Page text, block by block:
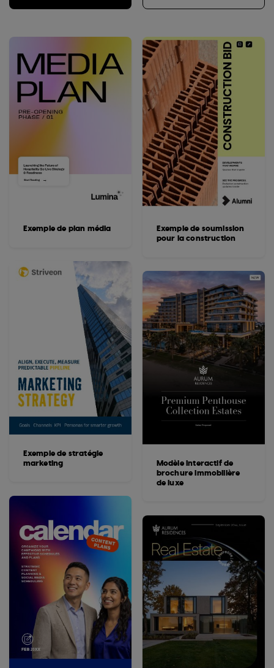
Exemple de plan média
Exemple de stratégie
marketing
Exemple de soumission
pour la construction
Modèle interactif de
brochure immobilière
de luxe